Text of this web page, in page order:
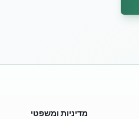
מדיניות ומשפטי